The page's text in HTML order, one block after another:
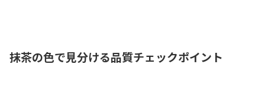
抹茶の色で見分ける品質チェックポイント